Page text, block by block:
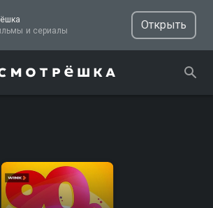
ТВ, фильмы и сериалы
Открыть